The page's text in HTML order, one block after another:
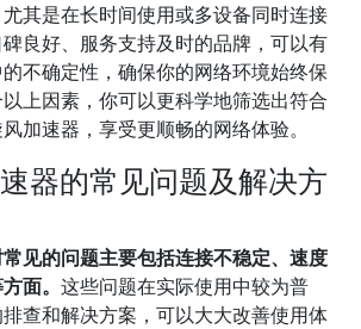
其是在长时间使用或多设备同时连接
良好、服务支持及时的品牌，可以有
不确定性，确保你的网络环境始终保
上因素，你可以更科学地筛选出符合
加速器，享受更顺畅的网络体验。
器的常见问题及解决方
见的问题主要包括连接不稳定、速度
面。 这些问题在实际使用中较为普
查和解决方案，可以大大改善使用体